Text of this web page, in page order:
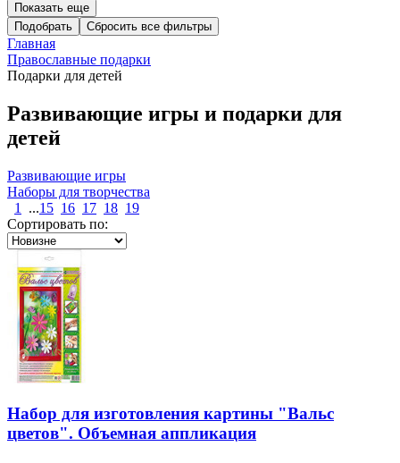
Показать еще
Подобрать
Главная
Православные подарки
Подарки для детей
Развивающие игры и подарки для
детей
Развивающие игры
Наборы для творчества
1
...15 16 17 18 19
Сортировать по:
Набор для изготовления картины "Вальс
цветов". Объемная аппликация